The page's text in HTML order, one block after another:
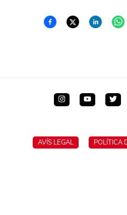
AVÍS LEGAL POLÍTICA